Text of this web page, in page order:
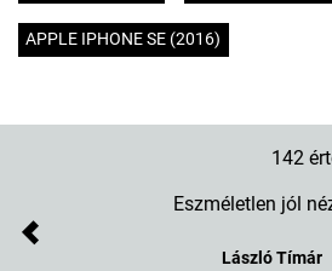
APPLE IPHONE SE (2016)
142
Eszméletlen jól
László Tímár
Previous